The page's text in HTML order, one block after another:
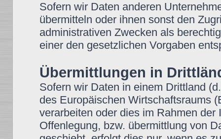
Sofern wir Daten anderen
übermitteln oder ihnen sonst den
administrativen Zwecken als
einer den gesetzlichen Vorgaben
Übermittlungen in
Sofern wir Daten in einem Drittland
des Europäischen Wirtschaftsraums
verarbeiten oder dies im Rahmen
Offenlegung, bzw. übermittlung von